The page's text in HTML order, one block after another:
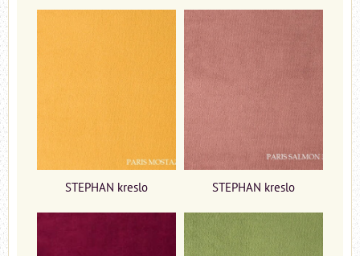
STEPHAN kreslo STEPHAN kreslo